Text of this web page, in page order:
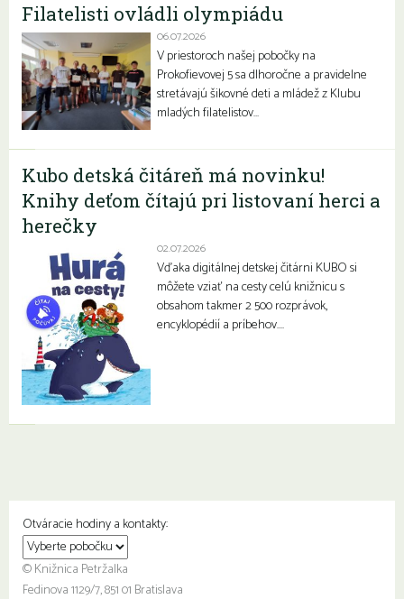
Filatelisti ovládli olympiádu
06.07.2026
V priestoroch našej pobočky na
Prokofievovej 5 sa dlhoročne a pravidelne
stretávajú šikovné deti a mládež z Klubu
mladých filatelistov…
Kubo detská čitáreň má novinku!
Knihy deťom čítajú pri listovaní herci a
herečky
02.07.2026
Vďaka digitálnej detskej čitárni KUBO si
môžete vziať na cesty celú knižnicu s
obsahom takmer 2 500 rozprávok,
encyklopédií a príbehov….
Otváracie hodiny a kontakty:
© Knižnica Petržalka
Fedinova 1129/7, 851 01 Bratislava